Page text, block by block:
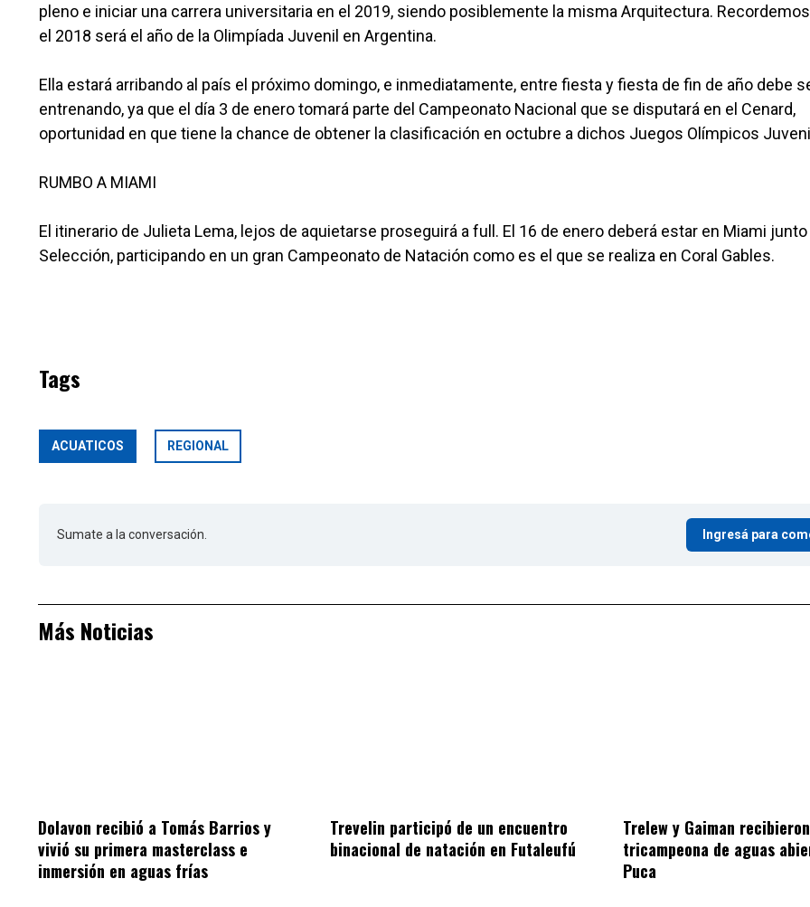
pleno e iniciar una carrera universitaria en el 2019, siendo posiblemente la misma Arquitectura.
el 2018 será el año de la Olimpíada Juvenil en Argentina.
Ella estará arribando al país el próximo domingo, e inmediatamente, entre fiesta y fiesta de fin de año debe
entrenando, ya que el día 3 de enero tomará parte del Campeonato Nacional que se disputará en el Cenard,
oportunidad en que tiene la chance de obtener la clasificación en octubre a dichos Juegos Olímpicos
RUMBO A MIAMI
El itinerario de Julieta Lema, lejos de aquietarse proseguirá a full. El 16 de enero deberá estar en Miami junto
Selección, participando en un gran Campeonato de Natación como es el que se realiza en Coral Gables.
Tags
ACUATICOS REGIONAL
Sumate a la conversación. Ingresá para
Más Noticias
Dolavon recibió a Tomás Barrios y
vivió su primera masterclass e
inmersión en aguas frías
Trevelin participó de un encuentro
binacional de natación en Futaleufú
Trelew y Gaiman
tricampeona de aguas
Puca